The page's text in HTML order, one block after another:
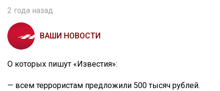
2 года назад
ВАШИ НОВОСТИ
О которых пишут «Известия»:
— всем террористам предложили 500 тысяч рублей.